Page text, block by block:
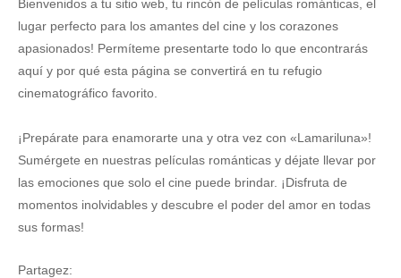
Bienvenidos a tu sitio web, tu rincón de películas románticas, el
lugar perfecto para los amantes del cine y los corazones
apasionados! Permíteme presentarte todo lo que encontrarás
aquí y por qué esta página se convertirá en tu refugio
cinematográfico favorito.
¡Prepárate para enamorarte una y otra vez con «Lamariluna»!
Sumérgete en nuestras películas románticas y déjate llevar por
las emociones que solo el cine puede brindar. ¡Disfruta de
momentos inolvidables y descubre el poder del amor en todas
sus formas!
Partagez: